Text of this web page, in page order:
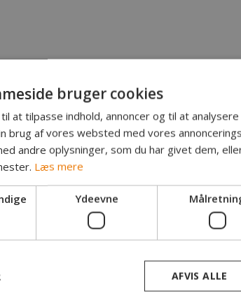
bruger cookies
at tilpasse indhold, annoncer og til at
brug af vores websted med vores
andre oplysninger, som du har givet dem,
Læs mere
Ydeevne
AFVIS ALLE